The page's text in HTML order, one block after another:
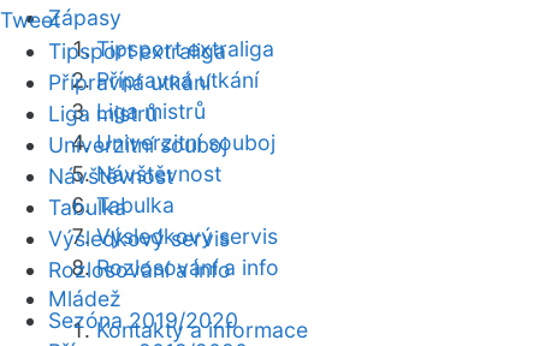
Zápasy
Tipsport extraliga
Přípravná utkání
Liga mistrů
Univerzitní souboj
Návštěvnost
Tabulka
Výsledkový servis
Rozlosování a info
Mládež
Kontakty a informace
Tweet
Tipsport extraliga
Přípravná utkání
Liga mistrů
Univerzitní souboj
Návštěvnost
Tabulka
Výsledkový servis
Rozlosování a info
Sezóna 2019/2020